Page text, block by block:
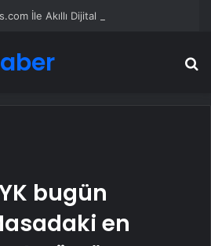
bugün
en